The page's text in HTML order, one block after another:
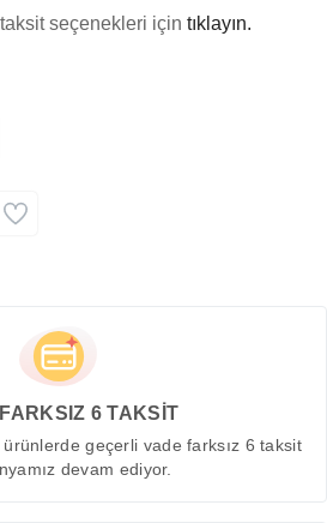
seçenekleri için tıklayın.
6 TAKSİT
ürünlerde geçerli vade farksız 6 taksit
devam ediyor.